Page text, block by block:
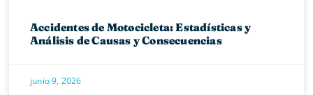
Accidentes de Motocicleta: Estadísticas y
Análisis de Causas y Consecuencias
junio 9, 2026